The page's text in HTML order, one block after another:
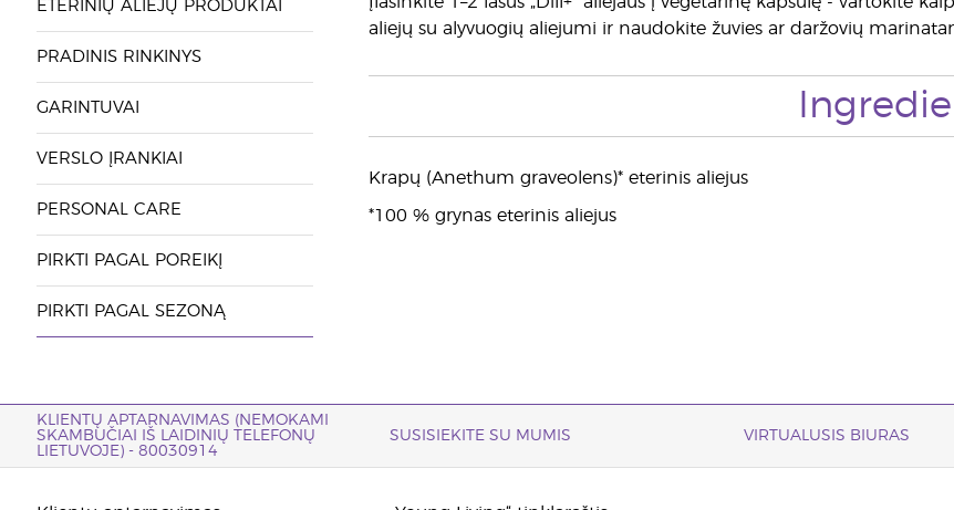
ETERINIŲ ALIEJŲ PRODUKTAI
PRADINIS RINKINYS
GARINTUVAI
VERSLO ĮRANKIAI
PERSONAL CARE
PIRKTI PAGAL POREIKĮ
PIRKTI PAGAL SEZONĄ
aliejų su alyvuogių aliejumi ir naudokite žuvies ar daržovių
Krapų (Anethum graveolens)* eterinis aliejus
*100 % grynas eterinis aliejus
KLIENTŲ APTARNAVIMAS (NEMOKAMI
SKAMBUČIAI IŠ LAIDINIŲ TELEFONŲ
LIETUVOJE) - 80030914
SUSISIEKITE SU MUMIS VIRTUALUSIS BIURAS